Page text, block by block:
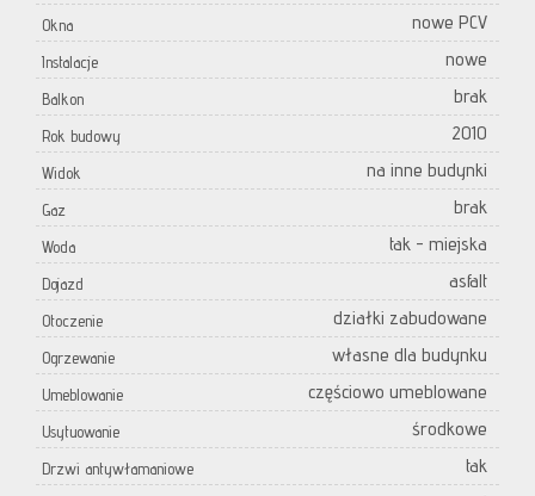
Okna nowe PCV
Instalacje nowe
Balkon brak
Rok budowy 2010
Widok na inne budynki
Gaz brak
Woda tak - miejska
Dojazd asfalt
Otoczenie działki zabudowane
Ogrzewanie własne dla budynku
Umeblowanie częściowo umeblowane
Usytuowanie środkowe
Drzwi antywłamaniowe tak